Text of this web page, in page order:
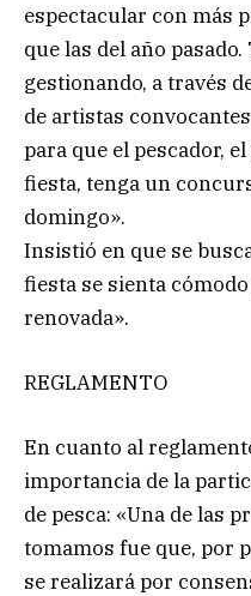
espectacular con más
que las del año
gestionando, a través
de artistas
para que el pescador,
fiesta, tenga un
domingo».
Insistió en que se
fiesta se sienta
renovada».
REGLAMENTO
En cuanto al
importancia de la
de pesca: «Una de las
tomamos fue que, por
se realizará por